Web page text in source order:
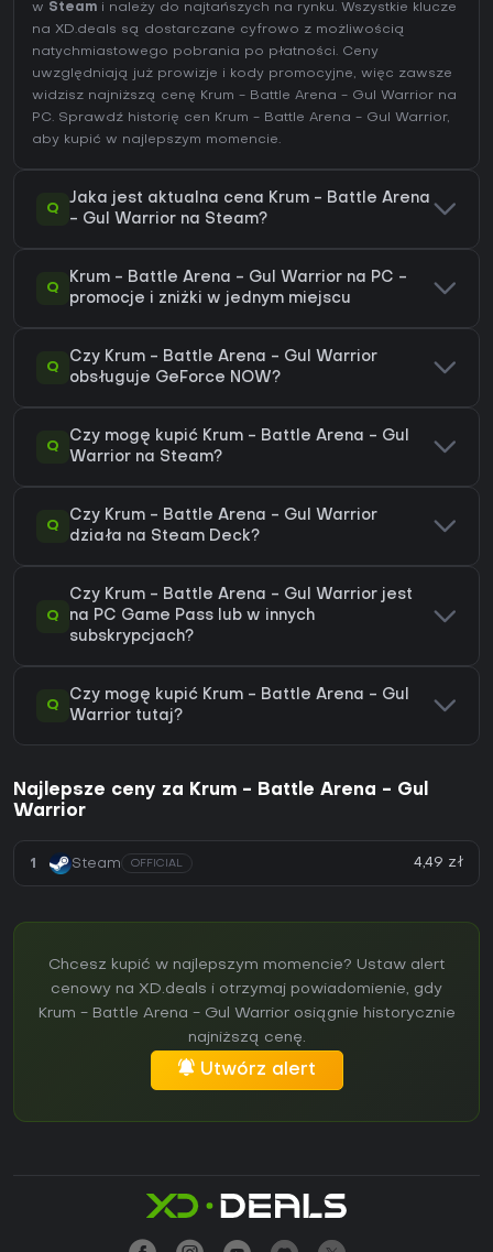
w Steam i należy do najtańszych na rynku. Wszystkie klucze
na XD.deals są dostarczane cyfrowo z możliwością
natychmiastowego pobrania po płatności. Ceny
uwzględniają już prowizje i kody promocyjne, więc zawsze
widzisz najniższą cenę Krum - Battle Arena - Gul Warrior na
PC. Sprawdź historię cen Krum - Battle Arena - Gul Warrior,
aby kupić w najlepszym momencie.
Q
Jaka jest aktualna cena Krum - Battle Arena
- Gul Warrior na Steam?
Q
Krum - Battle Arena - Gul Warrior na PC -
promocje i zniżki w jednym miejscu
Q
Czy Krum - Battle Arena - Gul Warrior
obsługuje GeForce NOW?
Q
Czy mogę kupić Krum - Battle Arena - Gul
Warrior na Steam?
Q
Czy Krum - Battle Arena - Gul Warrior
działa na Steam Deck?
Q
Czy Krum - Battle Arena - Gul Warrior jest
na PC Game Pass lub w innych
subskrypcjach?
Q
Czy mogę kupić Krum - Battle Arena - Gul
Warrior tutaj?
Najlepsze ceny za Krum - Battle Arena - Gul
Warrior
1 Steam OFFICIAL 4,49 zł
Chcesz kupić w najlepszym momencie? Ustaw alert
cenowy na XD.deals i otrzymaj powiadomienie, gdy
Krum - Battle Arena - Gul Warrior osiągnie historycznie
najniższą cenę.
Utwórz alert